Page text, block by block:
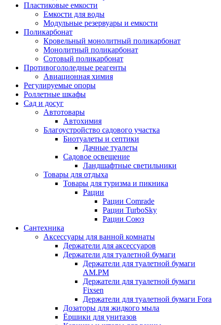
Пластиковые емкости
Емкости для воды
Модульные резервуары и емкости
Поликарбонат
Кровельный монолитный поликарбонат
Монолитный поликарбонат
Сотовый поликарбонат
Противогололедные реагенты
Авиационная химия
Регулируемые опоры
Роллетные шкафы
Сад и досуг
Автотовары
Автохимия
Благоустройство садового участка
Биотуалеты и септики
Дачные туалеты
Садовое освещение
Ландшафтные светильники
Товары для отдыха
Товары для туризма и пикника
Рации
Рации Comrade
Рации TurboSky
Рации Союз
Сантехника
Аксессуары для ванной комнаты
Держатели для аксессуаров
Держатели для туалетной бумаги
Держатели для туалетной бумаги
AM.PM
Держатели для туалетной бумаги
Fixsen
Держатели для туалетной бумаги Fora
Дозаторы для жидкого мыла
Ёршики для унитазов